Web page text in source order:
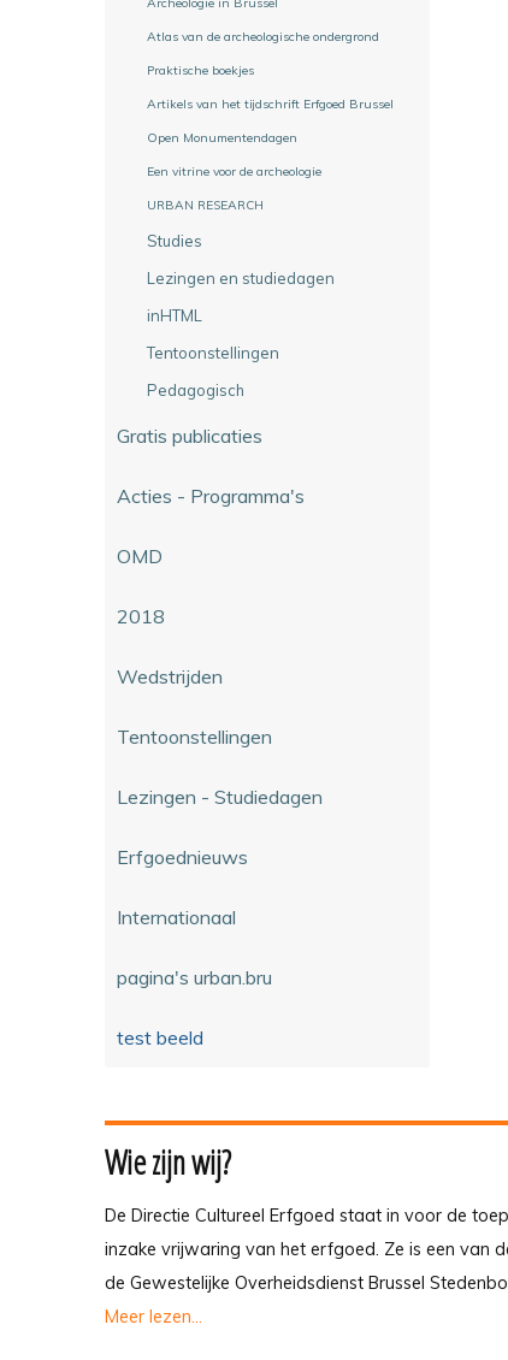
Atlas van de archeologische ondergrond
Praktische boekjes
Artikels van het tijdschrift Erfgoed Brussel
Open Monumentendagen
Een vitrine voor de archeologie
URBAN RESEARCH
Studies
Lezingen en studiedagen
inHTML
Tentoonstellingen
Pedagogisch
Gratis publicaties
Acties - Programma's
OMD
2018
Wedstrijden
Tentoonstellingen
Lezingen - Studiedagen
Erfgoednieuws
Internationaal
pagina's urban.bru
test beeld
Wie zijn wij?
De Directie Cultureel Erfgoed staat in voor de
inzake vrijwaring van het erfgoed. Ze is een van
de Gewestelijke Overheidsdienst Brussel
Meer lezen...